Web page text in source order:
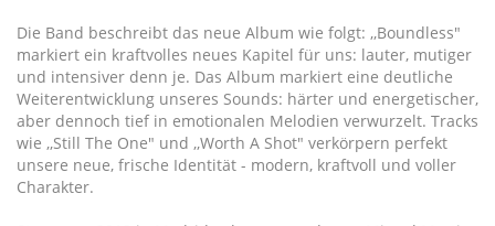
Die Band beschreibt das neue Album wie folgt: ,,Boundless"
markiert ein kraftvolles neues Kapitel für uns: lauter, mutiger
und intensiver denn je. Das Album markiert eine deutliche
Weiterentwicklung unseres Sounds: härter und energetischer,
aber dennoch tief in emotionalen Melodien verwurzelt. Tracks
wie ,,Still The One" und ,,Worth A Shot" verkörpern perfekt
unsere neue, frische Identität - modern, kraftvoll und voller
Charakter.